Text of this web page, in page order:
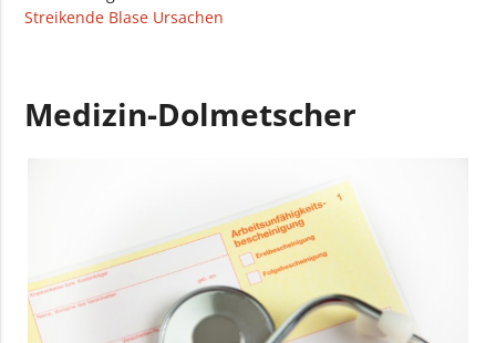
Streikende Blase Ursachen
Medizin-Dolmetscher